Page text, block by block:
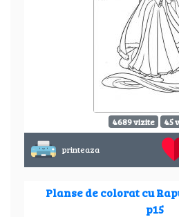
4689 vizite 45
printeaza
Planse de colorat cu
p15